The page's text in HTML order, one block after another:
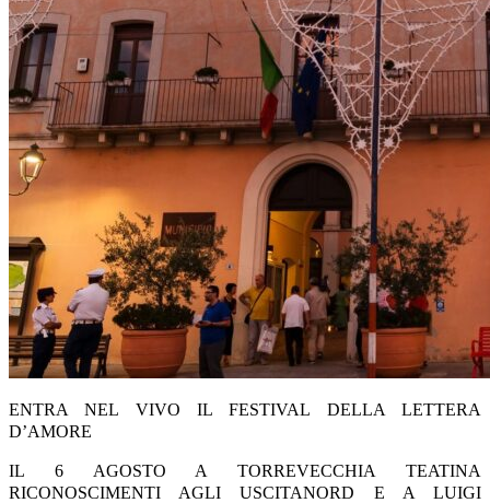
ENTRA NEL VIVO IL FESTIVAL DELLA LETTERA
D’AMORE
IL 6 AGOSTO A TORREVECCHIA TEATINA
RICONOSCIMENTI AGLI USCITANORD E A LUIGI